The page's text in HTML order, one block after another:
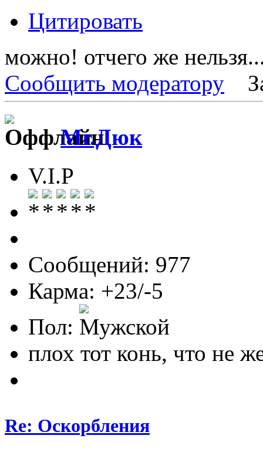
Цитировать
можно! отчего же
Сообщить модератору
Mr.Дюк
V.I.P
Сообщений: 977
Карма: +23/-5
Пол:
плох тот конь, что не
Re: Оскорбления